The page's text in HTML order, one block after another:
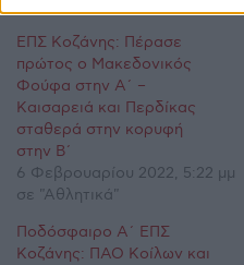
Σχετικά
ΕΠΣ Κοζάνης: Πέρασε
πρώτος ο Μακεδονικός
Φούφα στην Α΄ –
Καισαρειά και Περδίκας
σταθερά στην κορυφή
στην Β΄
6 Φεβρουαρίου 2022, 5:22 μμ
σε "Αθλητικά"
Ποδόσφαιρο Α΄ ΕΠΣ
Κοζάνης: ΠΑΟ Κοίλων και